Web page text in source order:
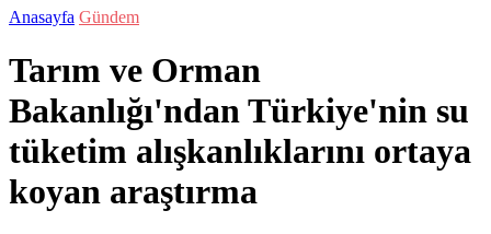
Anasayfa Gündem
Tarım ve Orman
Bakanlığı'ndan Türkiye'nin su
tüketim alışkanlıklarını ortaya
koyan araştırma